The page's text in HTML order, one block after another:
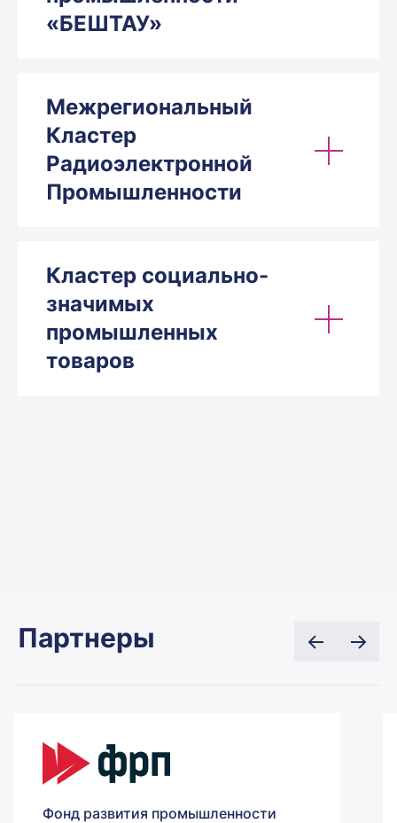
«БЕШТАУ»
Межрегиональный
Кластер
Радиоэлектронной
Промышленности
Кластер социально-
значимых
промышленных
товаров
Партнеры
Фонд развития промышленности